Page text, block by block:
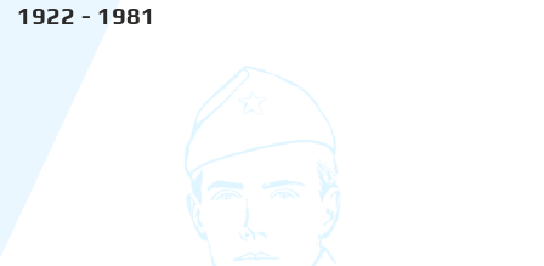
1922 - 1981